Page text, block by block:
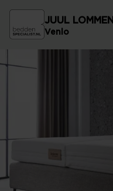
JUUL LOMMEN
Venlo